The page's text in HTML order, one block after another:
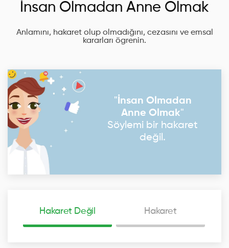
İnsan Olmadan Anne Olmak
Anlamını, hakaret olup olmadığını, cezasını ve emsal
kararları ögrenin.
"İnsan Olmadan
Anne Olmak"
Söylemi bir hakaret
değil.
Hakaret Değil Hakaret